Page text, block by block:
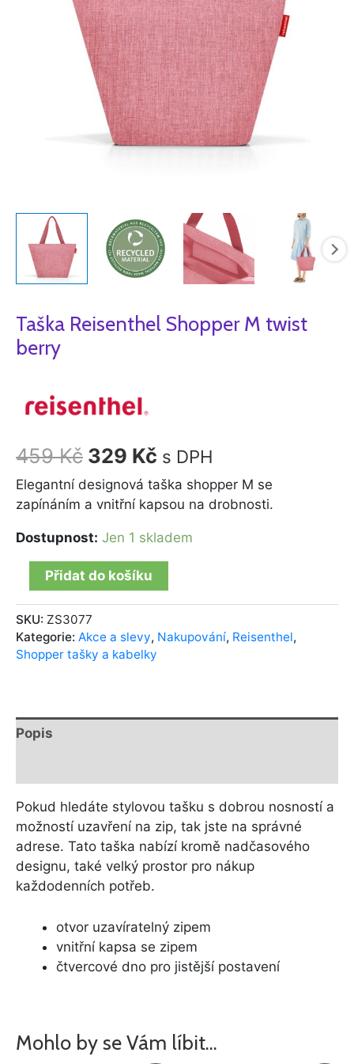
Taška Reisenthel Shopper M twist
berry
459Kč 329 Kč s DPH
Elegantní designová taška shopper M se
zapínáním a vnitřní kapsou na drobnosti.
Dostupnost: Jen 1 skladem
Přidat do košíku
SKU: ZS3077
Kategorie: Akce a slevy, Nakupování, Reisenthel,
Shopper tašky a kabelky
Popis
Pokud hledáte stylovou tašku s dobrou nosností a
možností uzavření na zip, tak jste na správné
adrese. Tato taška nabízí kromě nadčasového
designu, také velký prostor pro nákup
každodenních potřeb.
otvor uzavíratelný zipem
vnitřní kapsa se zipem
čtvercové dno pro jistější postavení
Mohlo by se Vám líbit…